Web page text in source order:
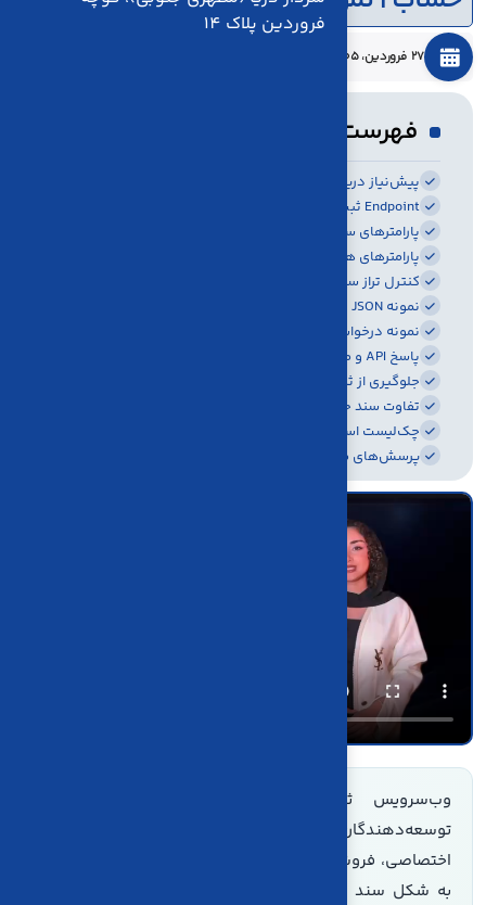
فروردین پلاک 14
27 فروردين، 1405
فهرست مطالب
پیش‌نیاز دریافت دسترسی API
Endpoint ثبت سند حسابداری
پارامترهای سربرگ سند
پارامترهای هر ردیف سند
کنترل تراز سند پیش از ارسال
نمونه JSON برای ثبت سند دو ردیفی
نمونه درخواست cURL
پاسخ API و مدیریت خطا
جلوگیری از ثبت سند تکراری
تفاوت سند حسابداری، فاکتور فروش و صورتحساب الکترونیکی
چک‌لیست استقرار در محیط عملیاتی
پرسش‌های متداول API سند حسابداری
وب‌سرویس ثبت سند حسابداری کاریا حساب به
توسعه‌دهندگان اجازه می‌دهد رویدادهای مالی نرم‌افزار
به شکل سند حسابداری در کاریا حساب ثبت کنند. در این